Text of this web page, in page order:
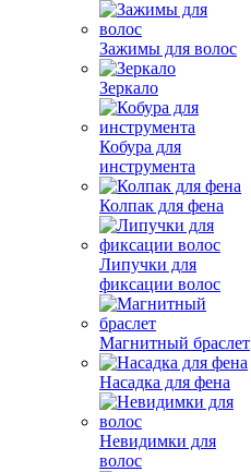
Зажимы для волос
Зеркало
Кобура для
инструмента
Колпак для фена
Липучки для
фиксации волос
Магнитный браслет
Насадка для фена
Невидимки для
волос